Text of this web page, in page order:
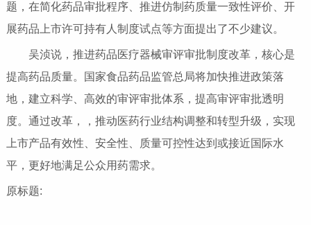
题，在简化药品审批程序、推进仿制药质量一致性评价、开
展药品上市许可持有人制度试点等方面提出了不少建议。
吴浈说，推进药品医疗器械审评审批制度改革，核心是
提高药品质量。国家食品药品监管总局将加快推进政策落
地，建立科学、高效的审评审批体系，提高审评审批透明
度。通过改革，，推动医药行业结构调整和转型升级，实现
上市产品有效性、安全性、质量可控性达到或接近国际水
平，更好地满足公众用药需求。
原标题: